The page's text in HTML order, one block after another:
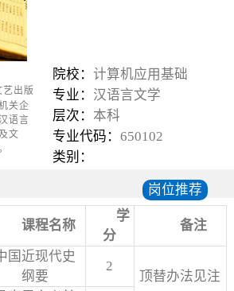
院校： 计算机应用基础
专业： 汉语言文学
层次： 本科
专业代码： 650102
类别：
岗位推荐
艺出版
关企
语言
文
课程名称
学
分
备注
国近现代史
纲要
2
顶替办法见注